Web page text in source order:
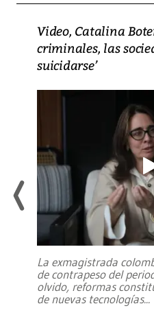
Video, Catalina
criminales, las
suicidarse’
La exmagistrada
de contrapeso del
olvido, reformas
de nuevas tecnologías...